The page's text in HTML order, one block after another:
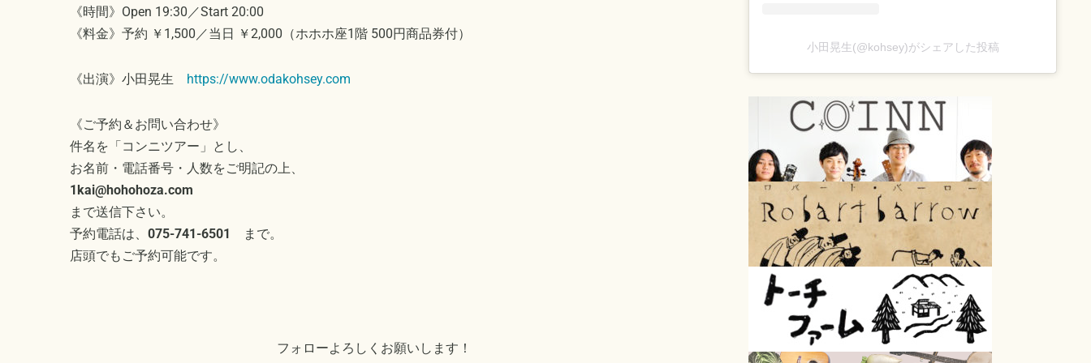
《時間》Open 19:30／Start 20:00
《料金》予約 ￥1,500／当日 ￥2,000（ホホホ座1階 500円商品券付）
《出演》小田晃生 https://www.odakohsey.com
《ご予約＆お問い合わせ》
件名を「コンニツアー」とし、
お名前・電話番号・人数をご明記の上、
1kai@hohohoza.com
まで送信下さい。
予約電話は、 075-741-6501
まで。
店頭でもご予約可能です。
フォローよろしくお願いします！
小田晃生(@kohsey)がシェアした投稿